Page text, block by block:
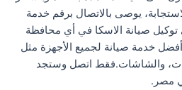
يوصى بالاتصال برقم خدمة
توكيل صيانة الاسكا في أي محافظة
خدمة صيانة لجميع الأجهزة مثل
والشاشات.فقط اتصل وستجد
مصر.